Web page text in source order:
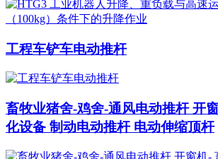
工程车铲车电动推杆
畜牧业猪舍-鸡舍-通风电动推杆 开
化设备 制动电动推杆 电动伸缩顶杆